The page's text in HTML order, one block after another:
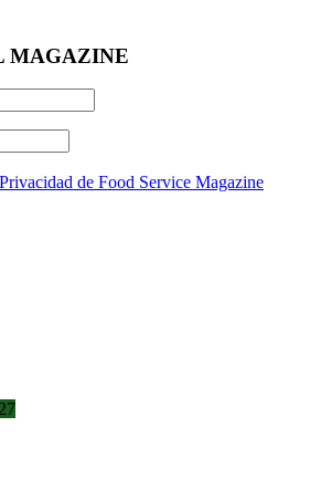
MAGAZINE
de Food Service Magazine
27